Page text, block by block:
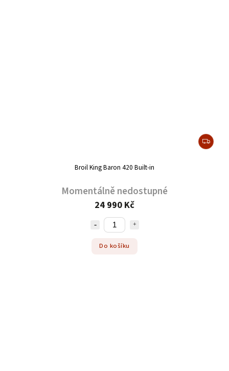
Broil King Baron 420 Built-in
Momentálně nedostupné
24 990 Kč
Do košíku